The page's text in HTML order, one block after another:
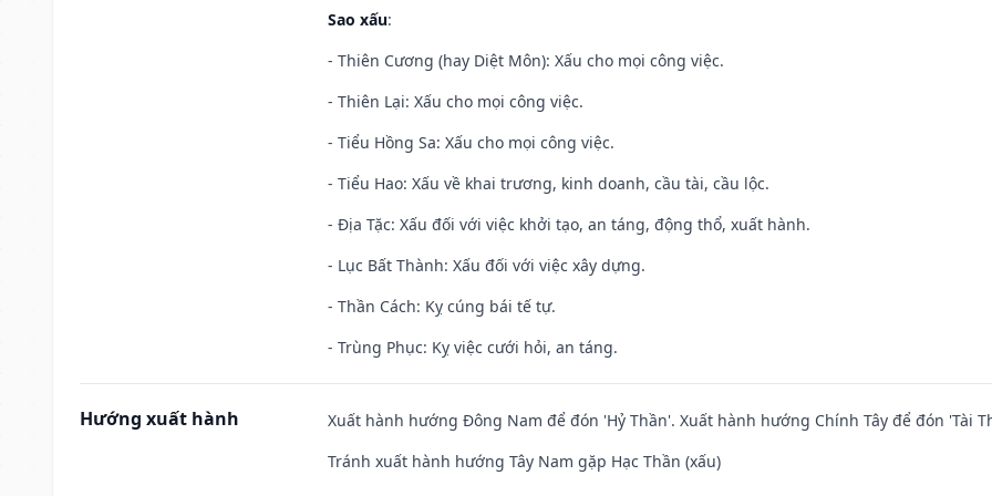
Sao xấu:
- Thiên Cương (hay Diệt Môn): Xấu cho mọi công việc.
- Thiên Lại: Xấu cho mọi công việc.
- Tiểu Hồng Sa: Xấu cho mọi công việc.
- Tiểu Hao: Xấu về khai trương, kinh doanh, cầu tài, cầu lộc.
- Địa Tặc: Xấu đối với việc khởi tạo, an táng, động thổ, xuất hành.
- Lục Bất Thành: Xấu đối với việc xây dựng.
- Thần Cách: Kỵ cúng bái tế tự.
- Trùng Phục: Kỵ việc cưới hỏi, an táng.
Hướng xuất hành
Xuất hành hướng Đông Nam để đón 'Hỷ Thần'. Xuất hành hướng Chính Tây để đón 'Tài
Tránh xuất hành hướng Tây Nam gặp Hạc Thần (xấu)